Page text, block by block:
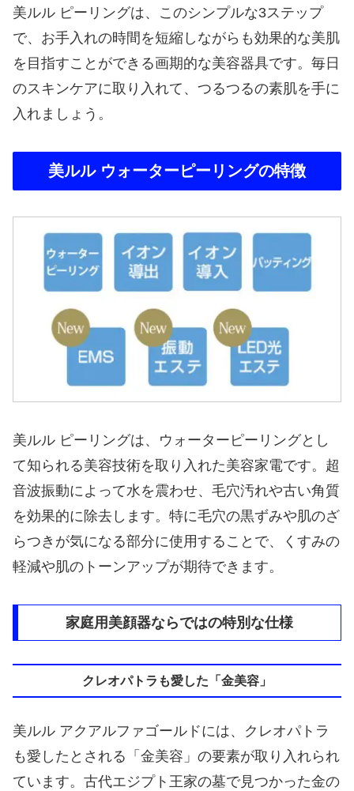
美ルル ピーリングは、このシンプルな3ステップ
で、お手入れの時間を短縮しながらも効果的な美肌
を目指すことができる画期的な美容器具です。毎日
のスキンケアに取り入れて、つるつるの素肌を手に
入れましょう。
美ルル ウォーターピーリングの特徴
美ルル ピーリングは、ウォーターピーリングとし
て知られる美容技術を取り入れた美容家電です。超
音波振動によって水を震わせ、毛穴汚れや古い角質
を効果的に除去します。特に毛穴の黒ずみや肌のざ
らつきが気になる部分に使用することで、くすみの
軽減や肌のトーンアップが期待できます。
家庭用美顔器ならではの特別な仕様
クレオパトラも愛した「金美容」
美ルル アクアルファゴールドには、クレオパトラ
も愛したとされる「金美容」の要素が取り入れられ
ています。古代エジプト王家の墓で見つかった金の